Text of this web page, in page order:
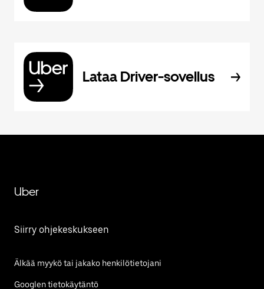
Lataa Driver-sovellus
Uber
Siirry ohjekeskukseen
Älkää myykö tai jakako henkilötietojani
Googlen tietokäytäntö